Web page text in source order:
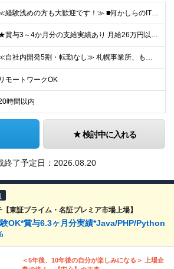
≪経験浅めの方も大歓迎です！≫ ■何かしらのIT実務経験（半年〜1年程度でもOK） └運用、監視保守からのステップアップを歓迎！ ※学歴不問 ▼ こんな方はぜひご応募ください ▼ ……………………
★賞与3～4か月分の支給実績あり 月給26万円以上＋賞与年2回＋各種手当 ※経験・スキルを考慮して決定いたします ※上記には固定残業代（20時間・3万5000円～）を含み、超過分は別途支給 ※試用
≪自社内開発5割・転勤なし≫ 札幌事業所、もしくはクライアント先での勤務となります。 ┃札幌事業所：北海道札幌市中央区北1条西7丁目3番地2 北一条大和田ビル3階 (変更の範囲)上記を除く当社関
リモートワークOK
時間以内
検討中に入れる
終了予定日： 2026.08.20
東証プライム・名証プレミア市場上場】
OK*賞与6.3ヶ月分実績*Java/PHP/Python
＜5年後、10年後の自分が楽しみになる＞ 上場企